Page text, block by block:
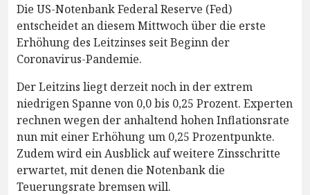
Die US-Notenbank Federal Reserve (Fed)
entscheidet an diesem Mittwoch über die erste
Erhöhung des Leitzinses seit Beginn der
Coronavirus-Pandemie.
Der Leitzins liegt derzeit noch in der extrem
niedrigen Spanne von 0,0 bis 0,25 Prozent. Experten
rechnen wegen der anhaltend hohen Inflationsrate
nun mit einer Erhöhung um 0,25 Prozentpunkte.
Zudem wird ein Ausblick auf weitere Zinsschritte
erwartet, mit denen die Notenbank die
Teuerungsrate bremsen will.